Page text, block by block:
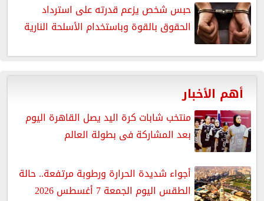
حبس شخص يزعم قدرته على استرداد
الحقوق بالقوة وباستخدام الأسلحة النارية
أهم الأخبار
منتخب شابات كرة اليد يصل القاهرة اليوم
بعد المشاركة فى بطولة العالم
أجواء شديدة الحرارة ورطوبة مرتفعة.. حالة
الطقس اليوم الجمعة 7 أغسطس 2026